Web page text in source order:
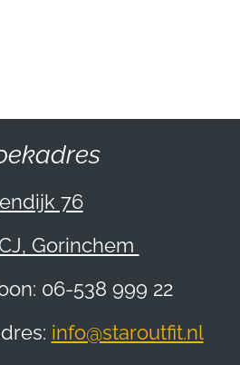
76
Gorinchem
06-538 999 22
info@staroutfit.nl